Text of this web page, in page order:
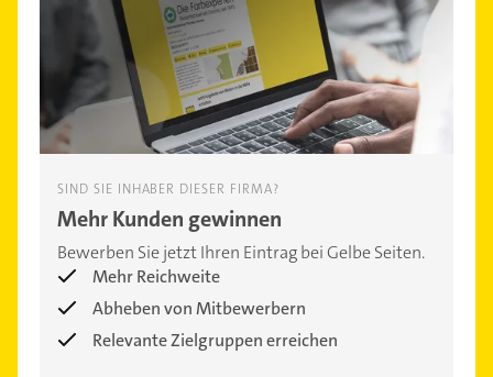
SIND SIE INHABER DIESER FIRMA?
Mehr Kunden gewinnen
Bewerben Sie jetzt Ihren Eintrag bei Gelbe Seiten.
Mehr Reichweite
Abheben von Mitbewerbern
Relevante Zielgruppen erreichen